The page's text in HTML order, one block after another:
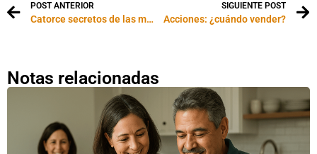
POST ANTERIOR
Catorce secretos de las mujeres exitosas
SIGUIENTE POST
Acciones: ¿cuándo vender?
Notas relacionadas